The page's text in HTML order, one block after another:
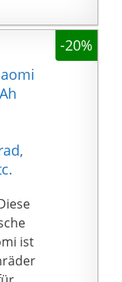
SUPs
bei
-20%
ist